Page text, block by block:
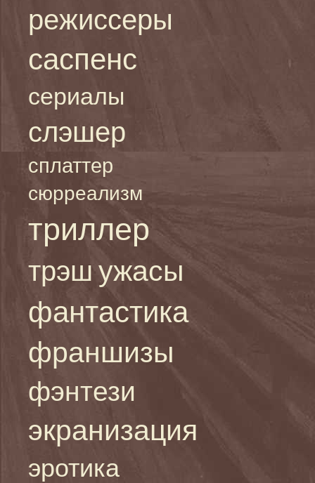
режиссеры
саспенс
сериалы
слэшер
сплаттер
сюрреализм
триллер
трэш ужасы
фантастика
франшизы
фэнтези
экранизация
эротика